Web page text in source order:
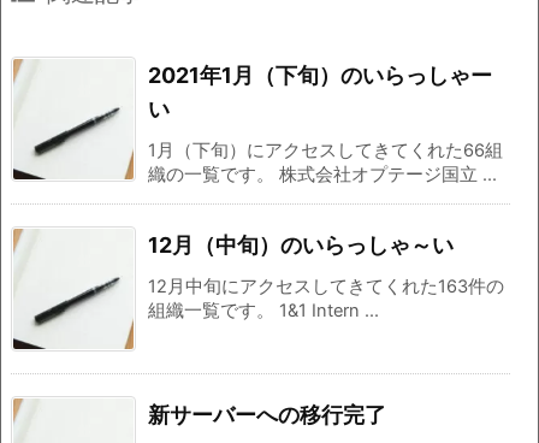
2021年1月（下旬）のいらっしゃー
い
1月（下旬）にアクセスしてきてくれた66組
織の一覧です。 株式会社オプテージ国立 ...
12月（中旬）のいらっしゃ～い
12月中旬にアクセスしてきてくれた163件の
組織一覧です。 1&1 Intern ...
新サーバーへの移行完了